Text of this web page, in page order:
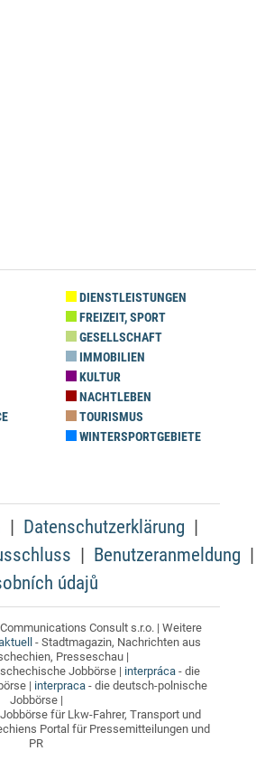
DIENSTLEISTUNGEN
FREIZEIT, SPORT
GESELLSCHAFT
IMMOBILIEN
KULTUR
NACHTLEBEN
TOURISMUS
WINTERSPORTGEBIETE
Datenschutzerklärung
Benutzeranmeldung
údajů
Consult s.r.o. | Weitere
- Stadtmagazin, Nachrichten aus
Presseschau |
Jobbörse | interpráca- die
| interpraca- die deutsch-polnische
Jobbörse |
für Lkw-Fahrer, Transport und
Portal für Pressemitteilungen und
PR